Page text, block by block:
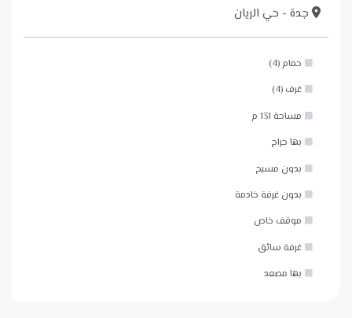
جدة - حي الريان
حمام (4)
غرف (4)
مساحة 131 م
بها جراج
بدون مسبح
بدون غرفة خادمة
موقف خاص
غرفة سائق
بها مصعد